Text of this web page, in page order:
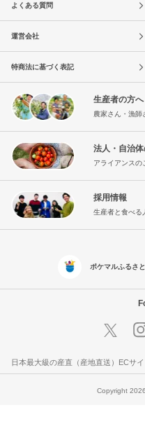
よくある質問
運営会社
特商法に基づく表記
生産者の方へ
農家さん・漁師
法人・自治
アライアンスの
採用情報
生産者と食べる
ポケマルふるさ
日本最大級の産直（産地直送）ECサ
Copyright